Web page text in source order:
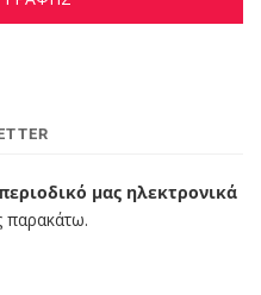
μας ηλεκτρονικά
παρακάτω.